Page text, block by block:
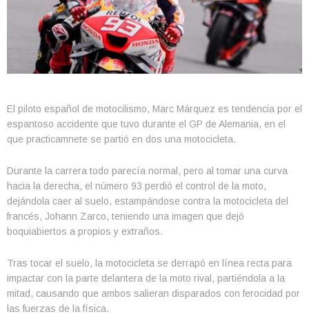
El piloto español de motocilismo, Marc Márquez es tendencia por el
espantoso accidente que tuvo durante el GP de Alemania, en el
que practicamnete se partió en dos una motocicleta.
Durante la carrera todo parecía normal, pero al tomar una curva
hacia la derecha, el número 93 perdió el control de la moto,
dejándola caer al suelo, estampándose contra la motocicleta del
francés, Johann Zarco, teniendo una imagen que dejó
boquiabiertos a propios y extraños.
Tras tocar el suelo, la motocicleta se derrapó en línea recta para
impactar con la parte delantera de la moto rival, partiéndola a la
mitad, causando que ambos salieran disparados con ferocidad por
las fuerzas de la física.